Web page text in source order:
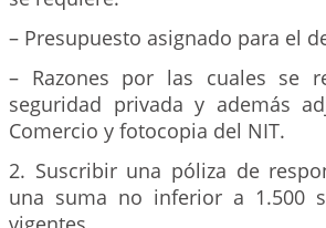
– Presupuesto asignado para el
– Razones por las cuales se
seguridad privada y además
Comercio y fotocopia del NIT.
2. Suscribir una póliza de
una suma no inferior a 1.500